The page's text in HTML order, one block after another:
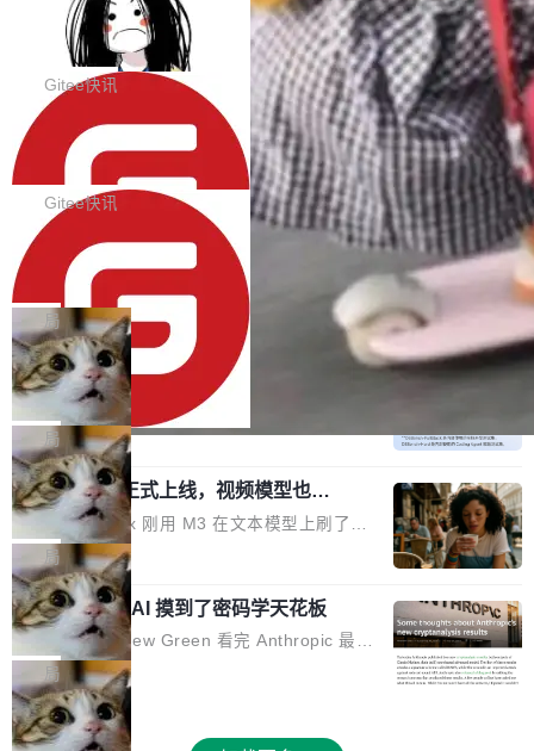
代码评审及自动化运维的全面落地夯实了“一体
化”的基座。 新版本将为用户带来更好的使用体
验和更高的工作效率，感谢大家一直以来的支持
和反馈，我们将继续努力提供更优秀的产品和服
务！ 新增功能点 DevOps： 采用自研代码托管
平台，支持一站式安装，提供从代码提交到交付
的...
器。HTTP 引擎是一个独立插件。你选一个，或
者选两个，不同环境之间切换，一行应用代码都
不用改。 下面快速过一下 10 种 HTTP 服务器
选项，各自适合什么场景，以及怎么切换。 一行
依赖替换 在 Solon 里换 HTTP 服务器就是改 po
m.xml 里一个依赖，别的什么都不用动。 <depe
factId>solon-web</artifac...
BootstrapBlazor v10.9.0 已经发布，B
ootstrap 样式的 Blazor UI 组件库
BootstrapBlazor v10.9.0 已经发布，Bootstrap
样式的 Blazor UI 组件库 此版本更新内容包括：
Release 2026-07-31 V10.9.0 Fixes fix(MultiFi
lter): 增加暗黑主题支持 by @ArgoZhang in htt
ps://github.com/dotnetcore/BootstrapBlazor/p
ull/8239 fix(Camera): 增加 exact 显式设置设备
id by @kkxkx in https://github.com/dotnetcor
e/BootstrapBlazor/pull/825...
Gitee快讯
SolonCode v2026.8.2 已经发布，终端
智能体
SolonCode v2026.8.2 已经发布，终端智能体
此版本更新内容包括： 优化 soloncode run 模
式（参考 run-headless-mode.md） 添加 solon
code web 国际化多语言支持 添加 soloncode w
eb 消息列表消息导航支持 修复 soloncode web
文件详情初次显示时语法高亮失效的问题 修复 s
oloncode web 审查详情文件名中文乱码的问题
细节优化 详情查看：https://gitee.com/opensol
on/soloncode/releases/v2026.8.2
Gitee快讯
OpenAI 宣布 GPT-5.6 Luna 价格下降
80%
OpenAI 宣布 GPT-5.6 Luna 价格下降 80%。输
入从每百万 token 1 美元砍到 0.2 美元，输出从
6 美元砍到 1.2 美元。GPT-5.6 Terra 降 20%。
旗舰 Sol 没降，但加了一个 Fast 模式——2.5
倍速度，2 倍价格，智商不变。 降价的理由不是
市场竞争，不是清库存，是 Sol 自己把自己优化
了。 这事分两步。第一步，OpenAI 把 GPT-5.6
Sol 部署上线。第二步，让 Sol 通过 Codex 自
己去优化自己的推理基础设施。Sol 学了 Triton
和 Gluon 两种 GPU 编程语言，重写了生产环境
的 GPU 内核，找出了哪...
局
DeepSeek-V4-Flash 官方 API 现已正
式上线公测
DeepSeek V4 Flash 正式版今天上线了。模型
结构和参数规模没变，还是 MoE 284B、激活 1
3B、100 万 token 上下文——只重新做了后训
练。但改完之后，Agent 能力直接把自家 4 月发
的 Pro Preview 给干了。 九项 Agent 基准测试
全部反超。Terminal Bench 2.1 从 61.8 涨到 8
2.7，DeepSWE 从 7.3 涨到 54.4，DSBench-F
ullStack 从 37.0 涨到 68.7。不说别的，一个 Fl
ash 型号干翻了三个月前代表最高水平的 Pro 预
览版，这件事本身就够说明后训练的威力了。 跟
它一起来的还有两...
局
MiniMax H3 正式上线，视频模型也开
始玩全模态了
上个月 MiniMax 刚用 M3 在文本模型上刷了一
波存在感，今天 H3 来了——一款全模态生成模
型，而且承诺几天内开源权重。 先看能力边界。
H3 接受文本、图像、视频、声音任意组合作为
输入（它叫多模态上下文），输出带原生双声道
音频的视频，最高 15 秒 2K 分辨率。举个例
子：扔进去一段参考视频（取它的希区柯克运
镜）、一张人物图片、一段歌声录音，用自然语
局
Anthropic 的 AI 摸到了密码学天花板
密码学家 Matthew Green 看完 Anthropic 最新
的密码分析成果后，写了篇博客。标题很克制：
「一些想法」，但内容不克制。 先说 Anthropic
做了什么。他们让未发布的 Claude Mythos 模
局